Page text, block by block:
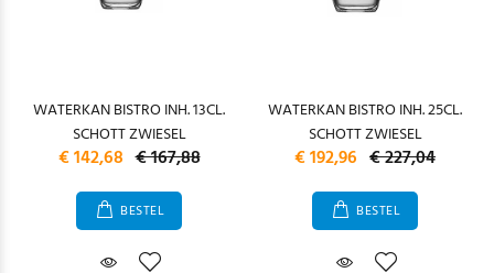
WATERKAN BISTRO INH. 13CL.
SCHOTT ZWIESEL
€ 142,68 € 167,88
BESTEL
WATERKAN BISTRO INH. 25CL.
SCHOTT ZWIESEL
€ 192,96 € 227,04
BESTEL